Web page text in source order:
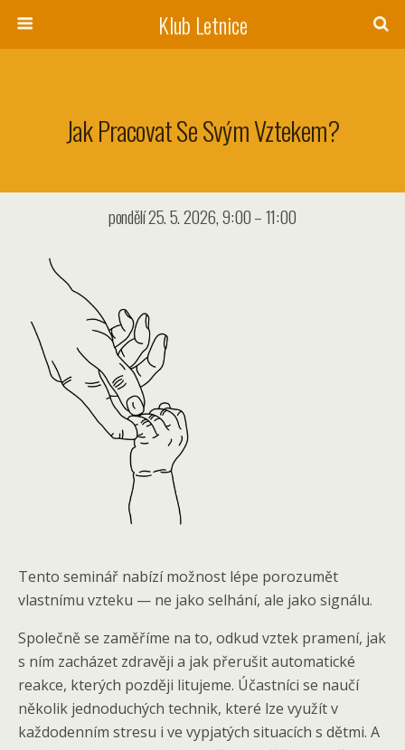
Klub Letnice
Jak Pracovat Se Svým Vztekem?
pondělí 25. 5. 2026, 9:00 – 11:00
Tento seminář nabízí možnost lépe porozumět
vlastnímu vzteku — ne jako selhání, ale jako signálu.
Společně se zaměříme na to, odkud vztek pramení, jak
s ním zacházet zdravěji a jak přerušit automatické
reakce, kterých později litujeme. Účastníci se naučí
několik jednoduchých technik, které lze využít v
každodenním stresu i ve vypjatých situacích s dětmi. A